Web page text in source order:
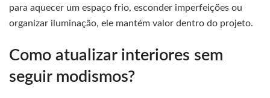
para aquecer um espaço frio, esconder imperfeições ou
organizar iluminação, ele mantém valor dentro do projeto.
Como atualizar interiores sem
seguir modismos?